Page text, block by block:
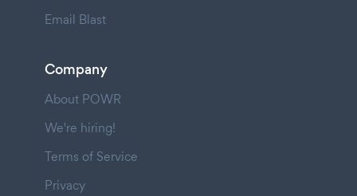
Email Blast
Company
About POWR
We're hiring!
Terms of Service
Privacy